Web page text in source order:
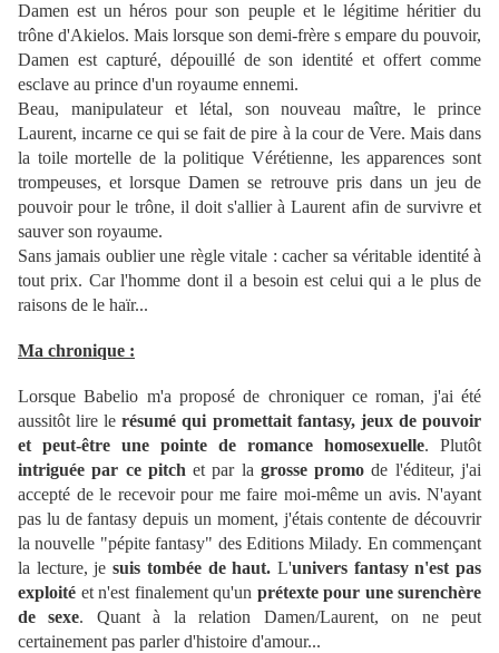
Damen est un héros pour son peuple et le légitime héritier du
trône d'Akielos. Mais lorsque son demi-frère s empare du pouvoir,
Damen est capturé, dépouillé de son identité et offert comme
esclave au prince d'un royaume ennemi.
Beau, manipulateur et létal, son nouveau maître, le prince
Laurent, incarne ce qui se fait de pire à la cour de Vere. Mais dans
la toile mortelle de la politique Vérétienne, les apparences sont
trompeuses, et lorsque Damen se retrouve pris dans un jeu de
pouvoir pour le trône, il doit s'allier à Laurent afin de survivre et
sauver son royaume.
Sans jamais oublier une règle vitale : cacher sa véritable identité à
tout prix. Car l'homme dont il a besoin est celui qui a le plus de
raisons de le haïr...
Ma chronique :
Lorsque Babelio m'a proposé de chroniquer ce roman, j'ai été
aussitôt lire lerésumé qui promettait fantasy, jeux de pouvoir
et peut-être une pointe de romance homosexuelle. Plutôt
intriguée par ce pitch et par la grosse promode l'éditeur, j'ai
accepté de le recevoir pour me faire moi-même un avis. N'ayant
pas lu de fantasy depuis un moment, j'étais contente de découvrir
la nouvelle "pépite fantasy" des Editions Milady. En commençant
la lecture, je suis tombée de haut. L'univers fantasy n'est pas
exploité et n'est finalement qu'un prétexte pour une surenchère
de sexe. Quant à la relation Damen/Laurent, on ne peut
certainement pas parler d'histoire d'amour...